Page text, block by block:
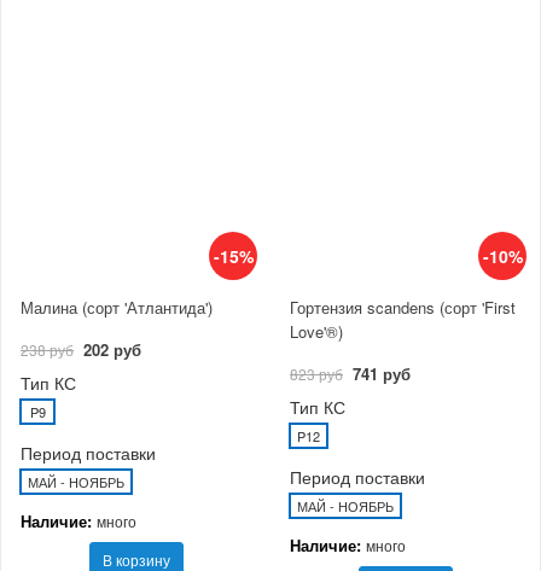
-15%
Малина (сорт 'Атлантида')
238 руб 202 руб
Тип КС
P9
Период поставки
МАЙ - НОЯБРЬ
Наличие: много
В корзину
-10%
Гортензия scandens (сорт 'First
Love'®)
823 руб 741 руб
Тип КС
P12
Период поставки
МАЙ - НОЯБРЬ
Наличие: много